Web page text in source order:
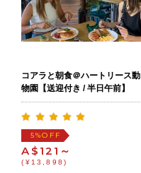
コアラと朝食＠ハートリース動
物園【送迎付き / 半日午前】
5%OFF
A$121～
(¥13,898)